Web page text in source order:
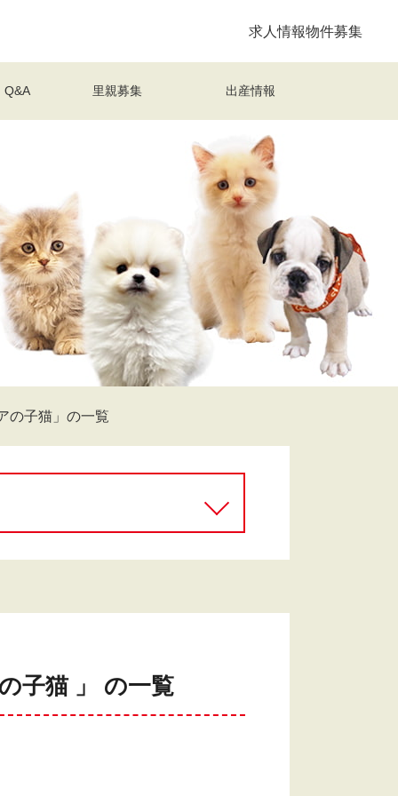
求人情報物件募集
Q&A 里親募集 出産情報
の子猫」の一覧
子猫 」 の一覧